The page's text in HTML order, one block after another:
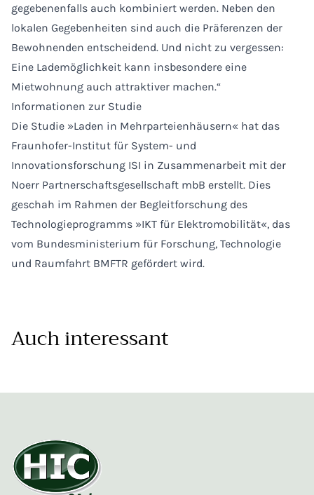
gegebenenfalls auch kombiniert werden. Neben den
lokalen Gegebenheiten sind auch die Präferenzen der
Bewohnenden entscheidend. Und nicht zu vergessen:
Eine Lademöglichkeit kann insbesondere eine
Mietwohnung auch attraktiver machen.“
Informationen zur Studie
Die Studie »Laden in Mehrparteienhäusern« hat das
Fraunhofer-Institut für System- und
Innovationsforschung ISI in Zusammenarbeit mit der
Noerr Partnerschaftsgesellschaft mbB erstellt. Dies
geschah im Rahmen der Begleitforschung des
Technologieprogramms »IKT für Elektromobilität«, das
vom Bundesministerium für Forschung, Technologie
und Raumfahrt BMFTR gefördert wird.
Auch interessant